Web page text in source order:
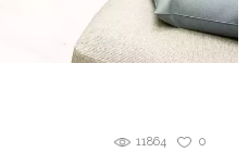
0
11864